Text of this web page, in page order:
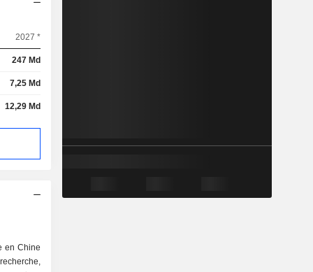
2027 *
247 Md
7,25 Md
12,29 Md
en Chine